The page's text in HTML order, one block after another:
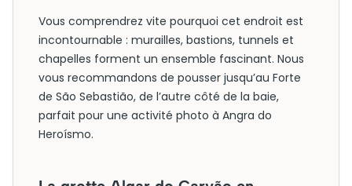
Vous comprendrez vite pourquoi cet endroit est
incontournable : murailles, bastions, tunnels et
chapelles forment un ensemble fascinant. Nous
vous recommandons de pousser jusqu’au Forte
de São Sebastião, de l’autre côté de la baie,
parfait pour une activité photo à Angra do
Heroísmo.